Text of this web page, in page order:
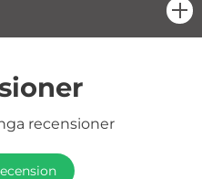
recensioner